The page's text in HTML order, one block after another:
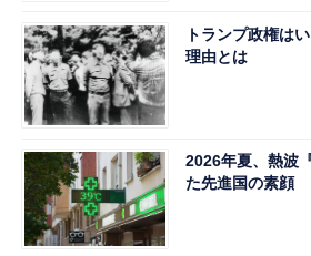
トランプ政権は
理由とは
2026年夏、熱波
た先進国の素顔